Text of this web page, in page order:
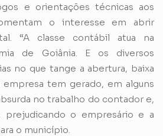
e orientações técnicas aos
o interesse em abrir
“A classe contábil atua na
de Goiânia. E os diversos
no que tange a abertura, baixa
empresa tem gerado, em alguns
no trabalho do contador e,
prejudicando o empresário e a
o município.